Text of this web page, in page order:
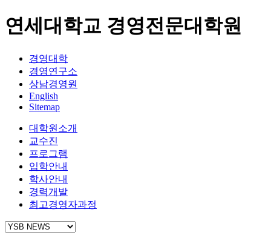
연세대학교 경영전문대학원
경영대학
경영연구소
상남경영원
English
Sitemap
대학원소개
교수진
프로그램
입학안내
학사안내
경력개발
최고경영자과정